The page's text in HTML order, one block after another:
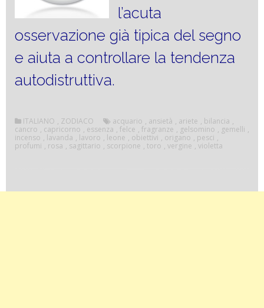
l’acuta
osservazione già tipica del segno
e aiuta a controllare la tendenza
autodistruttiva.
ITALIANO , ZODIACO acquario , ansietà , ariete , bilancia ,
cancro , capricorno , essenza , felce , fragranze , gelsomino , gemelli ,
incenso , lavanda , lavoro , leone , obiettivi , origano , pesci ,
profumi , rosa , sagittario , scorpione , toro , vergine , violetta